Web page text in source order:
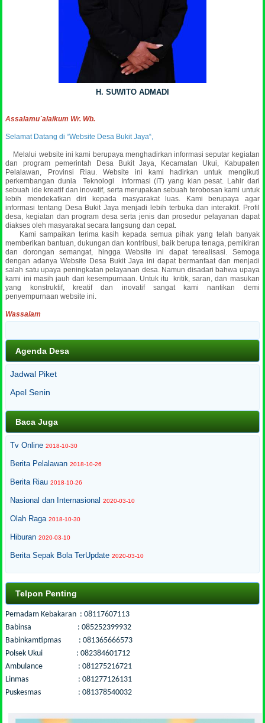
H. SUWITO ADMADI
Assalamu`alaikum Wr. Wb.
Selamat Datang di “Website Desa Bukit Jaya“,
Melalui website ini kami berupaya menghadirkan informasi seputar kegiatan
dan program pemerintah Desa Bukit Jaya, Kecamatan Ukui, Kabupaten
Pelalawan, Provinsi Riau. Website ini kami hadirkan untuk mengikuti
perkembangan dunia Teknologi Informasi (IT) yang kian pesat. Lahir dari
sebuah ide kreatif dan inovatif, serta merupakan sebuah terobosan kami untuk
lebih mendekatkan diri kepada masyarakat luas.
Kami berupaya agar
informasi tentang Desa Bukit Jaya menjadi lebih terbuka dan interaktif. Profil
desa, kegiatan dan program desa serta jenis dan prosedur pelayanan dapat
diakses oleh masyarakat secara langsung dan cepat.
Kami sampaikan terima kasih kepada semua pihak yang telah banyak
memberikan bantuan, dukungan dan kontribusi, baik berupa tenaga, pemikiran
dan dorongan semangat, hingga Website ini dapat terealisasi. Semoga
dengan adanya Website Desa Bukit Jaya ini dapat bermanfaat dan menjadi
salah satu upaya peningkatan pelayanan desa. Namun disadari bahwa upaya
kami ini masih jauh dari kesempurnaan. Untuk itu kritik, saran, dan masukan
yang konstruktif, kreatif dan inovatif sangat kami nantikan demi
penyempurnaan website ini.
Wassalam
Agenda Desa
Jadwal Piket
Apel Senin
Baca Juga
Tv Online 2018-10-30
Berita Pelalawan 2018-10-26
Berita Riau 2018-10-26
Nasional dan Internasional 2020-03-10
Olah Raga 2018-10-30
Hiburan 2020-03-10
Berita Sepak Bola TerUpdate 2020-03-10
Telpon Penting
Pemadam Kebakaran : 08117607113
Babinsa : 085252399932
Babinkamtipmas : 081365666573
Polsek Ukui : 082384601712
Ambulance : 081275216721
Linmas : 081277126131
Puskesmas : 081378540032